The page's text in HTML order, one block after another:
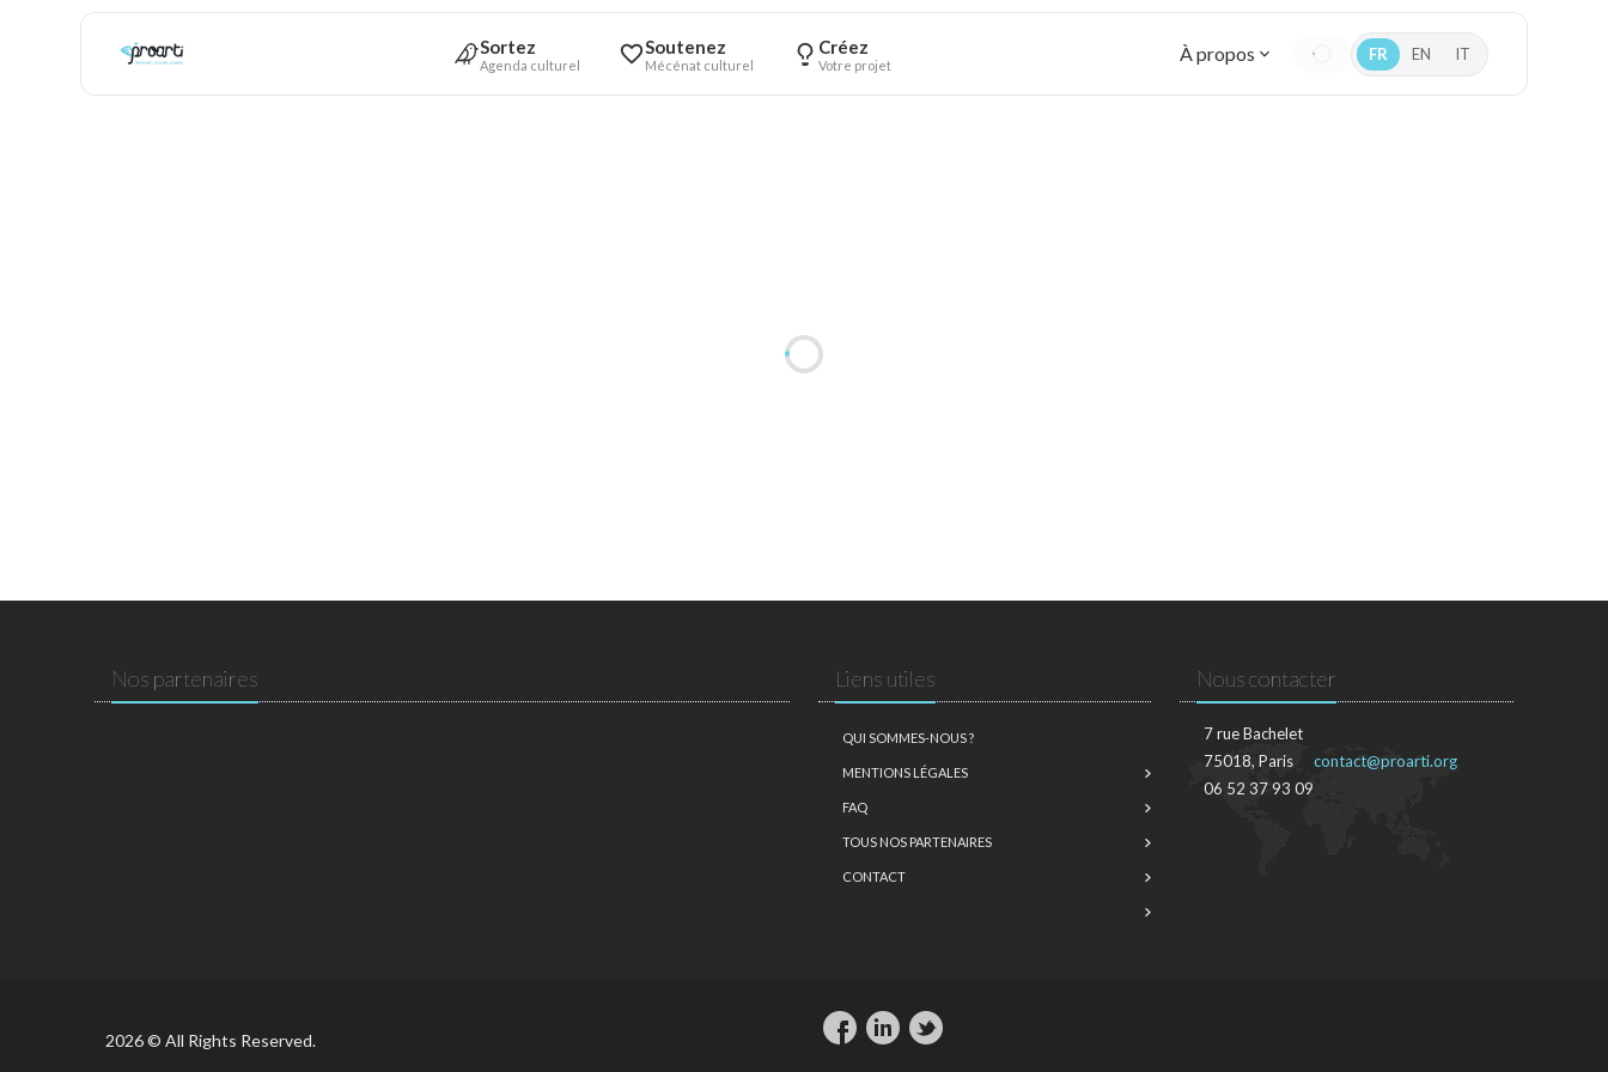
Sortez
Agenda culturel
Soutenez
Mécénat culturel
Créez
Votre projet À propos FR EN IT
Nos partenaires Liens utiles
QUI SOMMES-NOUS ?
MENTIONS LÉGALES
FAQ
TOUS NOS PARTENAIRES
CONTACT
Nous contacter
7 rue Bachelet
75018, Paris
06 52 37 93 09
contact@proarti.org
2026 © All Rights Reserved.